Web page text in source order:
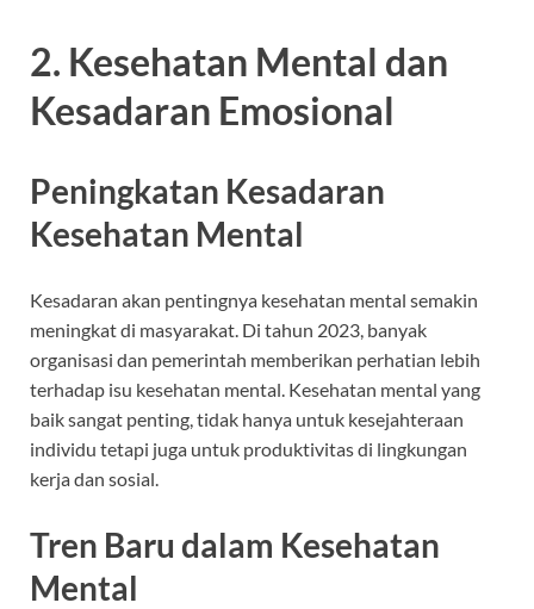
2. Kesehatan Mental dan
Kesadaran Emosional
Peningkatan Kesadaran
Kesehatan Mental
Kesadaran akan pentingnya kesehatan mental semakin
meningkat di masyarakat. Di tahun 2023, banyak
organisasi dan pemerintah memberikan perhatian lebih
terhadap isu kesehatan mental. Kesehatan mental yang
baik sangat penting, tidak hanya untuk kesejahteraan
individu tetapi juga untuk produktivitas di lingkungan
kerja dan sosial.
Tren Baru dalam Kesehatan
Mental